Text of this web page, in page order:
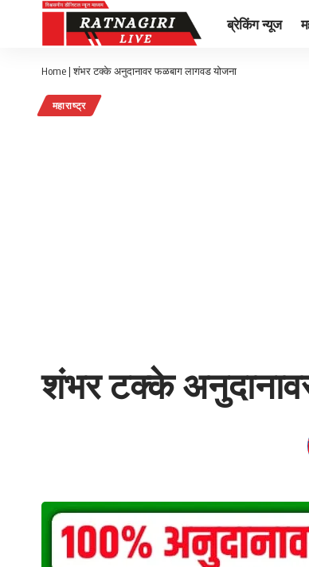
ब्रेकिंग न्यूज
Home |शंभर टक्के अनुदानावर फळबाग लागवड योजना
महाराष्ट्र
शंभर टक्के